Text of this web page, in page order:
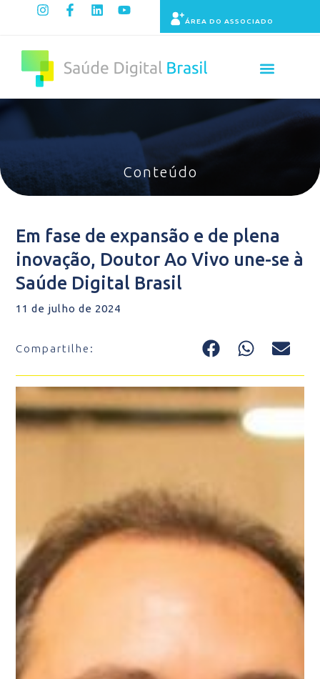
ÁREA DO ASSOCIADO
Conteúdo
Em fase de expansão e de plena
inovação, Doutor Ao Vivo une-se à
Saúde Digital Brasil
11 de julho de 2024
Compartilhe: